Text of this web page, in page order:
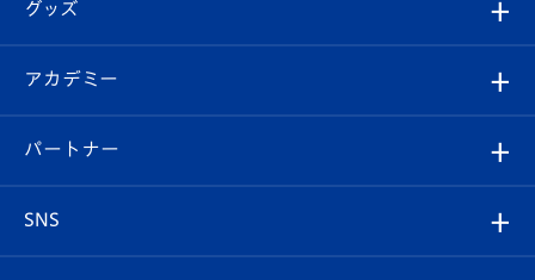
チケット
イベント
メディア
ホームタウン
スタッフプロフィール
マスコット紹介
Revive Team
ヴィヴィくんの長崎おもてなしガイド
フォトギャラリー
スタジアムグルメ
V-LOVERS（ファンクラブ）
プレイヤーズスイート
グッズ
オンラインショップ
店舗情報
アカデミー
育成からのお知らせ
U-18
パートナー
SNS